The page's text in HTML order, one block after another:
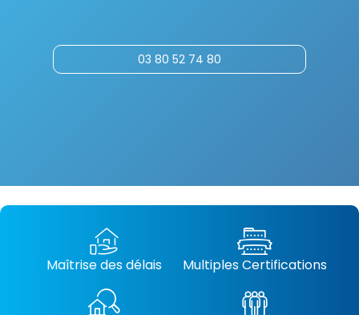
03 80 52 74 80
Maîtrise des délais Multiples Certifications